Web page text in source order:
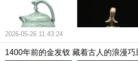
2026-05-26 11:43:24
1400年前的金发钗 藏着古人的浪漫巧